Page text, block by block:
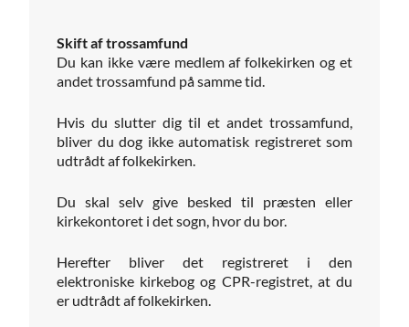
Skift af trossamfund
Du kan ikke være medlem af folkekirken og et
andet trossamfund på samme tid.
Hvis du slutter dig til et andet trossamfund,
bliver du dog ikke automatisk registreret som
udtrådt af folkekirken.
Du skal selv give besked til præsten eller
kirkekontoret i det sogn, hvor du bor.
Herefter bliver det registreret i den
elektroniske kirkebog og CPR-registret, at du
er udtrådt af folkekirken.